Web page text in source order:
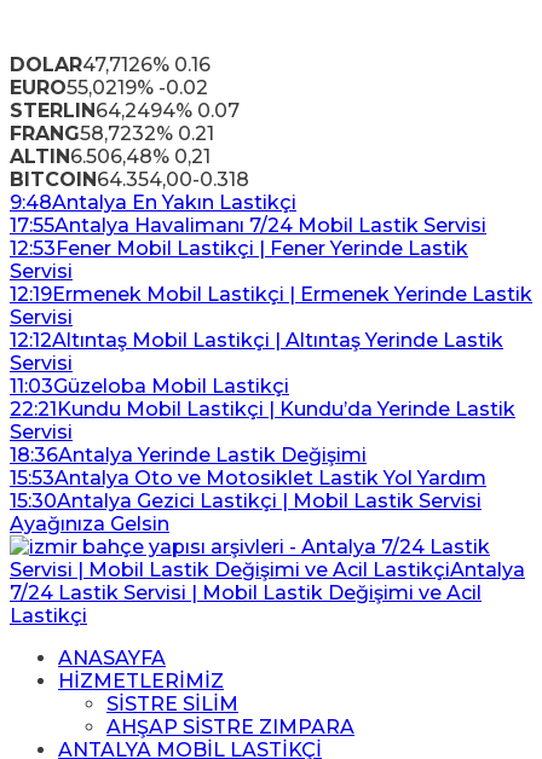
DOLAR47,7126% 0.16
EURO55,0219% -0.02
STERLIN64,2494% 0.07
FRANG58,7232% 0.21
ALTIN6.506,48% 0,21
BITCOIN64.354,00-0.318
9:48Antalya En Yakın Lastikçi
17:55Antalya Havalimanı 7/24 Mobil Lastik Servisi
12:53Fener Mobil Lastikçi | Fener Yerinde Lastik
Servisi
12:19Ermenek Mobil Lastikçi | Ermenek Yerinde Lastik
Servisi
12:12Altıntaş Mobil Lastikçi | Altıntaş Yerinde Lastik
Servisi
11:03Güzeloba Mobil Lastikçi
22:21Kundu Mobil Lastikçi | Kundu’da Yerinde Lastik
Servisi
18:36Antalya Yerinde Lastik Değişimi
15:53Antalya Oto ve Motosiklet Lastik Yol Yardım
15:30Antalya Gezici Lastikçi | Mobil Lastik Servisi
Ayağınıza Gelsin
ANASAYFA
HİZMETLERİMİZ
SİSTRE SİLİM
AHŞAP SİSTRE ZIMPARA
ANTALYA MOBİL LASTİKÇİ